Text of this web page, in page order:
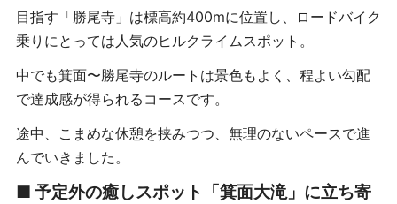
目指す「勝尾寺」は標高約400mに位置し、ロードバイク
乗りにとっては人気のヒルクライムスポット。
中でも箕面〜勝尾寺のルートは景色もよく、程よい勾配
で達成感が得られるコースです。
途中、こまめな休憩を挟みつつ、無理のないペースで進
んでいきました。
■ 予定外の癒しスポット「箕面大滝」に立ち寄